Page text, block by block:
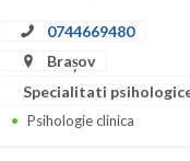
0744669480
Brașov
Specialitati
Psihologie clinica